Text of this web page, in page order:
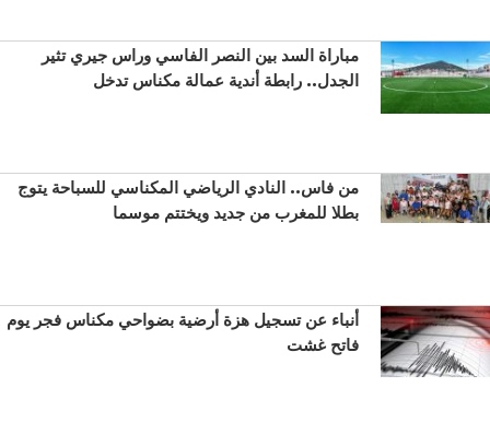
مباراة السد بين النصر الفاسي وراس جيري تثير
الجدل.. رابطة أندية عمالة مكناس تدخل
من فاس.. النادي الرياضي المكناسي للسباحة يتوج
بطلا للمغرب من جديد ويختتم موسما
أنباء عن تسجيل هزة أرضية بضواحي مكناس فجر يوم
فاتح غشت